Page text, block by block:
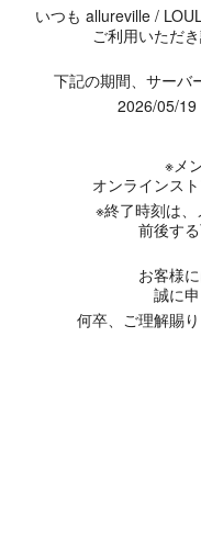
いつも allureville /
ご利用いただ
下記の期間、サーバ
2026/05/19
※メ
オンラインス
※終了時刻は
前後す
お客様
誠に
何卒、ご理解賜